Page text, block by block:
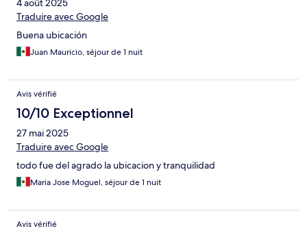
4 août 2025
Traduire avec Google
Buena ubicación
Juan Mauricio, séjour de 1 nuit
Avis vérifié
10/10 Exceptionnel
27 mai 2025
Traduire avec Google
todo fue del agrado la ubicacion y tranquilidad
Maria Jose Moguel, séjour de 1 nuit
Avis vérifié